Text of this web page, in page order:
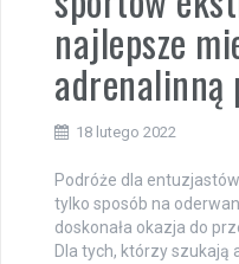
najlepsze
adrenalinną
18 lutego 2022
Podróże dla
tylko sposób na
doskonała okazja do
Dla tych, którzy szukają